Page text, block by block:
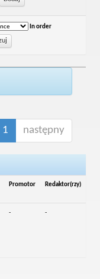
In order
1 następny
Promotor Redaktor(rzy)
- -